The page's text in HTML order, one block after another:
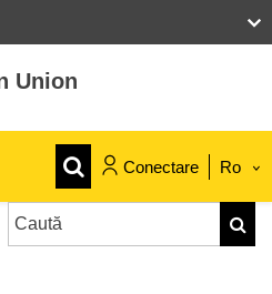
Union
Conectare Ro
rurala
Caută